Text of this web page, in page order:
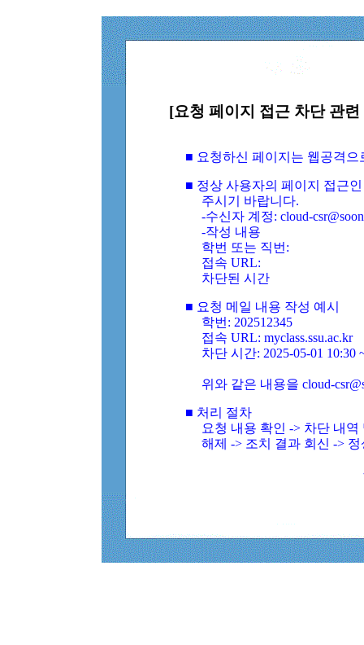
[요청 페이지 접근 차단 관
■ 요청하신 페이지는 웹공격
■ 정상 사용자의 페이지 접근
주시기 바랍니다.
-수신자 계정: cloud-
-작성 내용
학번 또는 직번:
접속 URL:
차단된 시간
■ 요청 메일 내용 작성 예시
학번: 202512345
접속 URL: myclass.ssu.ac.kr
차단 시간: 2025-05-01 10:30
위와 같은 내용을 cloud-
■ 처리 절차
요청 내용 확인 -> 차단 내
해제 -> 조치 결과 회신 ->